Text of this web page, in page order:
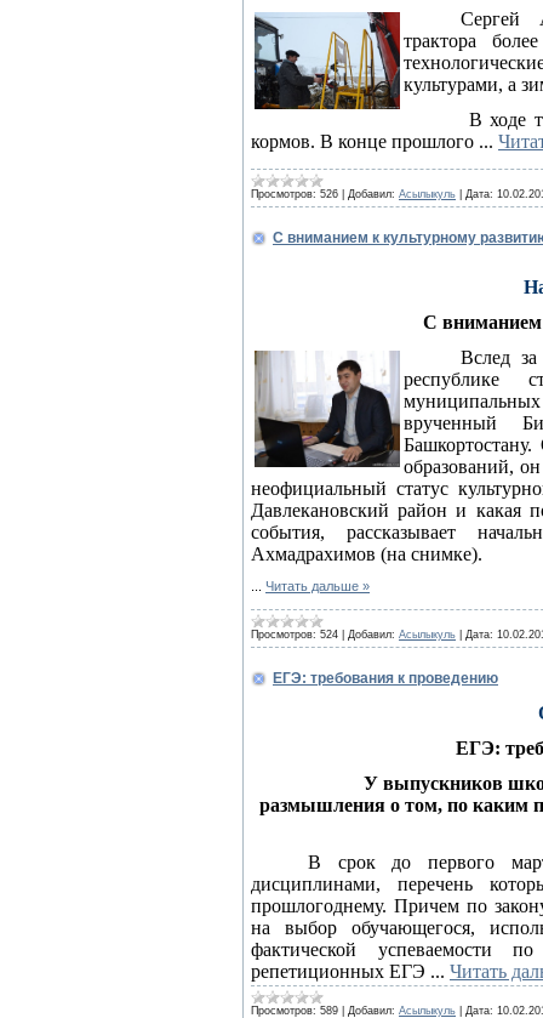
Сергей
трактора
культурами, а
В ходе
кормов. В конце прошлого ...
Просмотров: 526 Добавил: Асылыкуль Дата:
С вниманием к культурному
С вниманием
Вслед
республике
врученный
образований,
неофициальный статус
Давлекановский район и какая
события, рассказывает
Ахмадрахимов (на снимке).
Читать дальше »
Просмотров: 524 Добавил: Асылыкуль Дата:
ЕГЭ: требования к проведению
ЕГЭ:
У выпускников
размышления о том, по каким
В срок до первого
дисциплинами, перечень
прошлогоднему. Причем по
на выбор обучающегося,
фактической успеваемости
репетиционных ЕГЭ ... Читать
Просмотров: 589 Добавил: Асылыкуль Дата: